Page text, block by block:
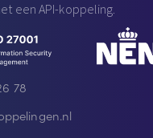
een API-koppeling.
78